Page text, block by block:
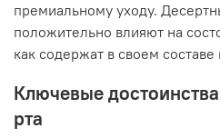
премиальному уходу.
положительно влияют на
как содержат в своем
Ключевые
рта